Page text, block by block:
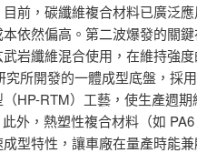
前，碳纖維複合材料已廣泛
本依然偏高。第二波爆發的關
岩纖維混合使用，在維持強
究所開發的一體成型底盤，採
HP-RTM）工藝，使生產週
外，熱塑性複合材料（如
型特性，讓車廠在量產時能